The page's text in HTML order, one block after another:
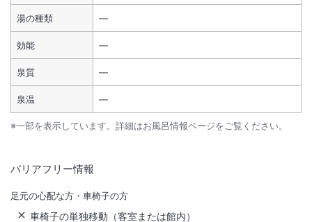
湯の種類 ―
効能 ―
泉質 ―
泉温 ―
※一部を表示しています。詳細はお風呂情報ページをご覧ください。
バリアフリー情報
足元の心配な方・車椅子の方
車椅子の単独移動（客室または館内）